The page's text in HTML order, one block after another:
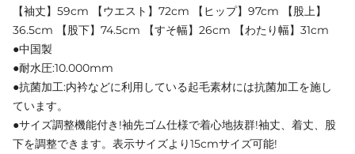
【袖丈】59cm 【ウエスト】72cm 【ヒップ】97cm 【股上】
36.5cm 【股下】74.5cm 【すそ幅】26cm 【わたり幅】31cm
●中国製
●耐水圧:10.000mm
●抗菌加工:内衿などに利用している起毛素材には抗菌加工を施し
ています。
●サイズ調整機能付き!袖先ゴム仕様で着心地抜群!袖丈、着丈、股
下を調整できます。表示サイズより15cmサイズ可能!